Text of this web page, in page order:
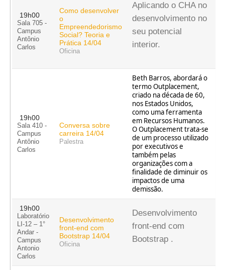
19h00
Sala 705 -
Campus
Antônio
Carlos
Como desenvolver
o
Empreendedorismo
Social? Teoria e
Prática 14/04
Oficina
Aplicando o CHA no
desenvolvimento no
seu potencial
interior.
19h00
Sala 410 -
Campus
Antônio
Carlos
Conversa sobre
carreira 14/04
Palestra
Beth Barros, abordará o
termo Outplacement,
criado na década de 60,
nos Estados Unidos,
como uma ferramenta
em Recursos Humanos.
O Outplacement trata-se
de um processo utilizado
por executivos e
também pelas
organizações com a
finalidade de diminuir os
impactos de uma
demissão.
19h00
Laboratório
LI-12 – 1°
Andar -
Campus
Antonio
Carlos
Desenvolvimento
front-end com
Bootstrap 14/04
Oficina
Desenvolvimento
front-end com
Bootstrap .